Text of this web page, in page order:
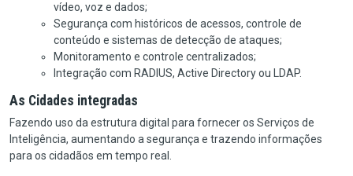
vídeo, voz e dados;
Segurança com históricos de acessos, controle de
conteúdo e sistemas de detecção de ataques;
Monitoramento e controle centralizados;
Integração com RADIUS, Active Directory ou LDAP.
As Cidades integradas
Fazendo uso da estrutura digital para fornecer os Serviços de
Inteligência, aumentando a segurança e trazendo informações
para os cidadãos em tempo real.